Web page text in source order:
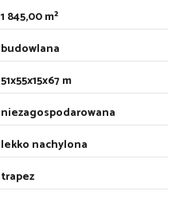
1 845,00 m²
budowlana
51x55x15x67 m
niezagospodarowana
lekko nachylona
trapez